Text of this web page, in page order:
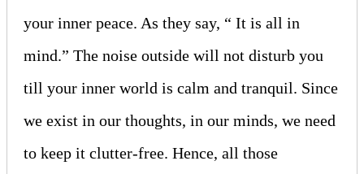
your inner peace. As they say, “ It is all in
mind.” The noise outside will not disturb you
till your inner world is calm and tranquil. Since
we exist in our thoughts, in our minds, we need
to keep it clutter-free. Hence, all those